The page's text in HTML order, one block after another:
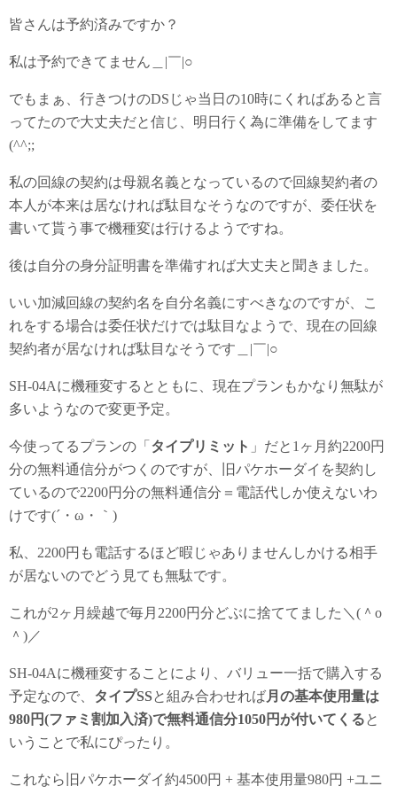
y
do
n
皆さんは予約済みですか？
私は予約できてません＿|￣|○
でもまぁ、行きつけのDSじゃ当日の10時にくればあると言
ってたので大丈夫だと信じ、明日行く為に準備をしてます
(^^;;
私の回線の契約は母親名義となっているので回線契約者の
本人が本来は居なければ駄目なそうなのですが、委任状を
書いて貰う事で機種変は行けるようですね。
後は自分の身分証明書を準備すれば大丈夫と聞きました。
いい加減回線の契約名を自分名義にすべきなのですが、こ
れをする場合は委任状だけでは駄目なようで、現在の回線
契約者が居なければ駄目なそうです＿|￣|○
SH-04Aに機種変するとともに、現在プランもかなり無駄が
多いようなので変更予定。
今使ってるプランの「 タイプリミット 」だと1ヶ月約2200円
分の無料通信分がつくのですが、旧パケホーダイを契約し
ているので2200円分の無料通信分＝電話代しか使えないわ
けです(´・ω・｀)
私、2200円も電話するほど暇じゃありませんしかける相手
が居ないのでどう見ても無駄です。
これが2ヶ月繰越で毎月2200円分どぶに捨ててました＼(＾o
＾)／
SH-04Aに機種変することにより、バリュー一括で購入する
予定なので、
タイプSSと組み合わせれば月の基本使用量は
980円(ファミ割加入済)で無料通信分1050円が付いてくると
いうことで私にぴったり。
これなら旧パケホーダイ約4500円 + 基本使用量980円 +ユニ